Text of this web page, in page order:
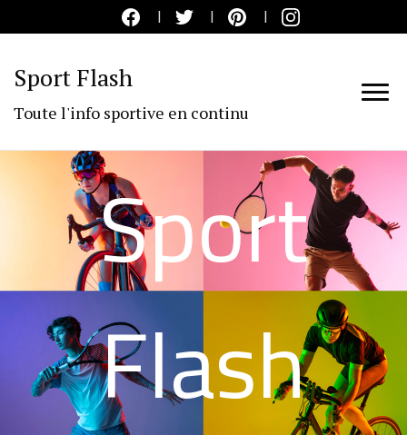
Sport Flash
Toute l'info sportive en continu
Sport
Flash